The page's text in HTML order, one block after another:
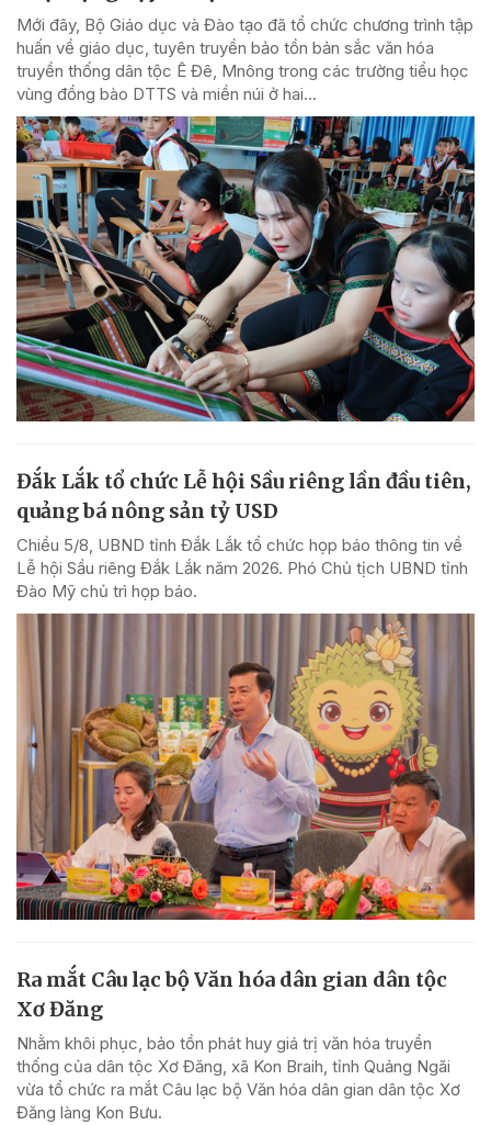
Mới đây, Bộ Giáo dục và Đào tạo đã tổ chức chương trình tập
huấn về giáo dục, tuyên truyền bảo tồn bản sắc văn hóa
truyền thống dân tộc Ê Đê, Mnông trong các trường tiểu học
vùng đồng bào DTTS và miền núi ở hai...
Đắk Lắk tổ chức Lễ hội Sầu riêng lần đầu tiên,
quảng bá nông sản tỷ USD
Chiều 5/8, UBND tỉnh Đắk Lắk tổ chức họp báo thông tin về
Lễ hội Sầu riêng Đắk Lắk năm 2026. Phó Chủ tịch UBND tỉnh
Đào Mỹ chủ trì họp báo.
Ra mắt Câu lạc bộ Văn hóa dân gian dân tộc
Xơ Đăng
Nhằm khôi phục, bảo tồn phát huy giá trị văn hóa truyền
thống của dân tộc Xơ Đăng, xã Kon Braih, tỉnh Quảng Ngãi
vừa tổ chức ra mắt Câu lạc bộ Văn hóa dân gian dân tộc Xơ
Đăng làng Kon Bưu.